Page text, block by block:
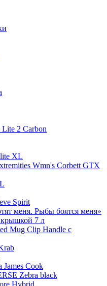
2 Carbon
XL
Wmn's Corbett GTX
Spirit
меня. Рыбы боятся меня»
крышкой 7 л
Mug Clip Handle с
James Cook
Zebra black
Hybrid